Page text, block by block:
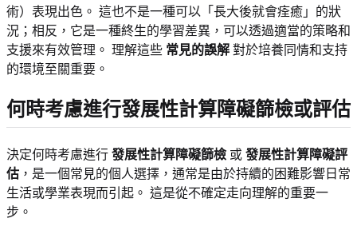
術）表現出色。 這也不是一種可以「長大後就會痊癒」的狀
況；相反，它是一種終生的學習差異，可以透過適當的策略和
支援來有效管理。 理解這些 常見的誤解 對於培養同情和支持
的環境至關重要。
何時考慮進行發展性計算障礙篩檢或評估
決定何時考慮進行 發展性計算障礙篩檢 或 發展性計算障礙評
估 ，是一個常見的個人選擇，通常是由於持續的困難影響日常
生活或學業表現而引起。 這是從不確定走向理解的重要一
步。